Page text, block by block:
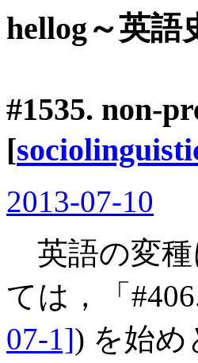
hellog～英語
#1535. non-
[
2013-07-10
英語の変種
ては，「
07-1]) を始め